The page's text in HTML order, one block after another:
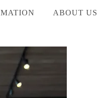
ABOUT US